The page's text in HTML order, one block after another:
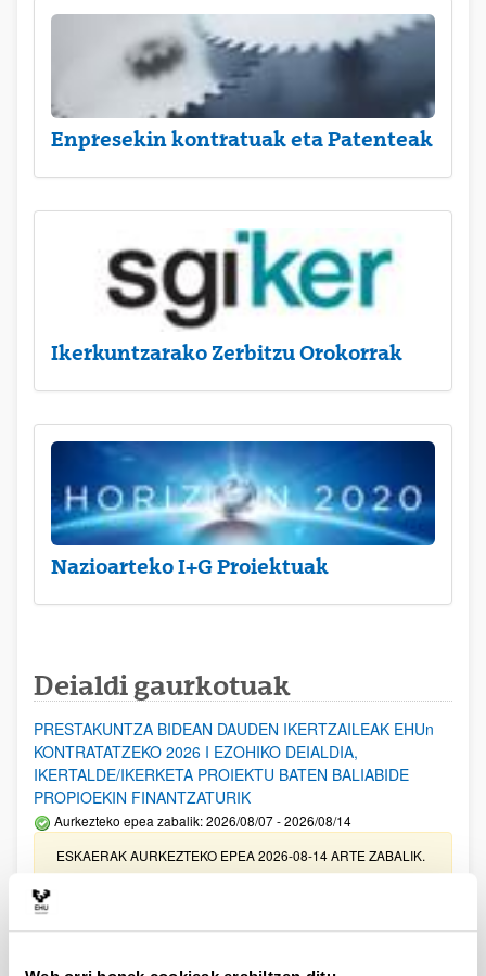
Enpresekin kontratuak eta Patenteak
Ikerkuntzarako Zerbitzu Orokorrak
Nazioarteko I+G Proiektuak
Deialdi gaurkotuak
PRESTAKUNTZA BIDEAN DAUDEN IKERTZAILEAK EHUn
KONTRATATZEKO 2026 I EZOHIKO DEIALDIA,
IKERTALDE/IKERKETA PROIEKTU BATEN BALIABIDE
PROPIOEKIN FINANTZATURIK
Aurkezteko epea zabalik: 2026/08/07 - 2026/08/14
ESKAERAK AURKEZTEKO EPEA 2026-08-14 ARTE ZABALIK.
UPV/EHUn Azpiegitura Zientifikoa eta Funts Bibliografikoak
erosi eta berritzeko laguntzak 2026